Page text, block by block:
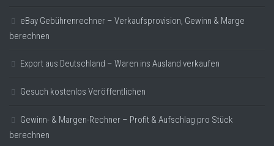
eBay Gebührenrechner – Verkaufsprovision, Gewinn & Marge
berechnen
Export aus Deutschland – Waren ins Ausland verkaufen
Gesuch kostenlos Veröffentlichen
Gewinn- & Margen-Rechner – Profit & Aufschlag pro Stück
berechnen